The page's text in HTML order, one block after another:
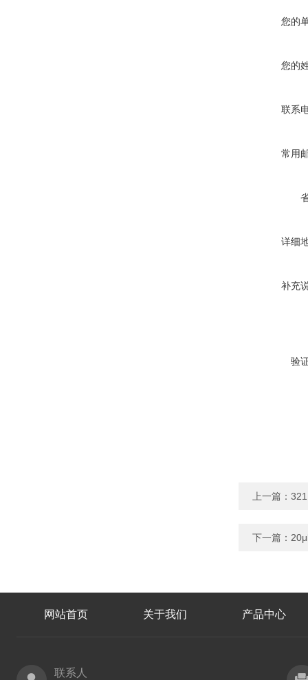
您的
您的
联系
常用
详细
补充
验
上一篇：
下一篇：
网站首页 关于我们 产品中心
联系人